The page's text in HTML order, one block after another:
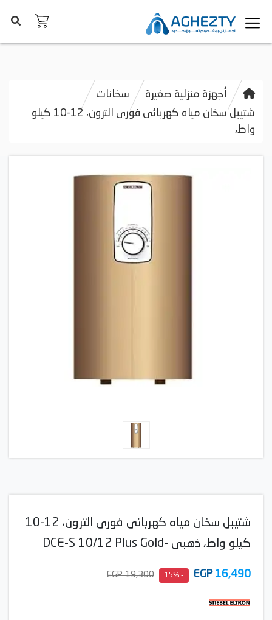
أجهزة منزلية صغيرة
سخانات
شتيبل سخان مياه كهربائى فورى الترون، 12-10 كيلو
واط،
شتيبل سخان مياه كهربائى فورى الترون، 12-10
كيلو واط، ذهبى -DCE-S 10/12 Plus Gold
16,490
EGP
- 15%
19,300 EGP